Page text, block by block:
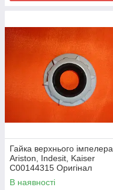
Гайка верхнього імпелера
Ariston, Indesit, Kaiser
C00144315 Оригінал
В наявності